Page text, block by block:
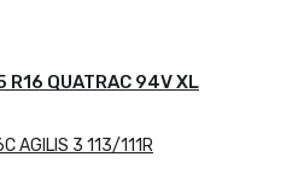
QUATRAC 94V XL